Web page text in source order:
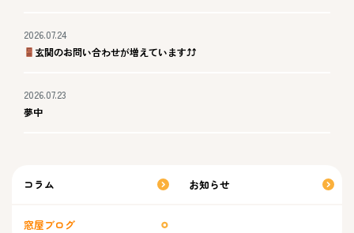
2026.07.24
玄関のお問い合わせが増えています⤴⤴
2026.07.23
夢中
コラム お知らせ
窓屋ブログ